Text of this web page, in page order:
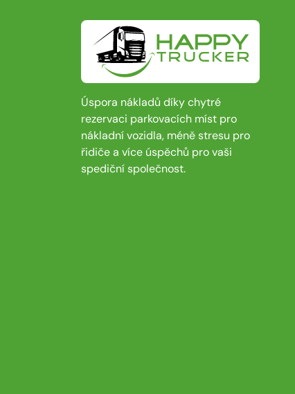
Úspora nákladů díky chytré
rezervaci parkovacích míst pro
nákladní vozidla, méně stresu pro
řidiče a více úspěchů pro vaši
spediční společnost.